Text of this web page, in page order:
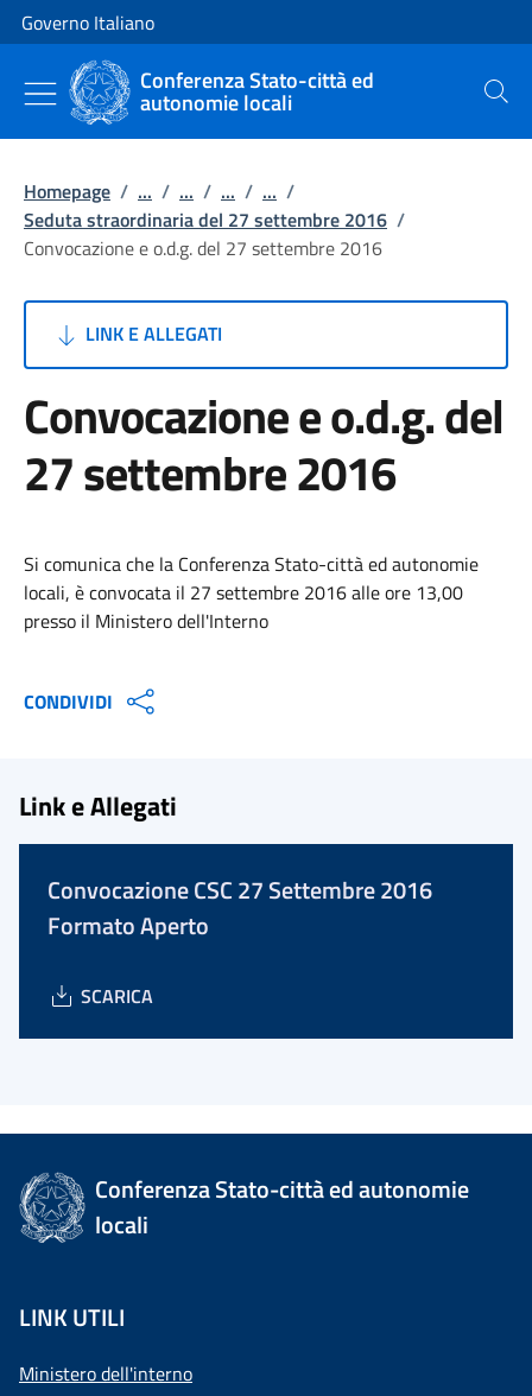
Vai al contenuto
Vai alla navigazione del sito
Governo Italiano
Conferenza Stato-città ed
autonomie locali Cerca
Homepage / ... / ... / ... / ... /
Seduta straordinaria del 27 settembre 2016 /
Convocazione e o.d.g. del 27 settembre 2016
LINK E ALLEGATI
Convocazione e o.d.g. del
27 settembre 2016
Si comunica che la Conferenza Stato-città ed autonomie
locali, è convocata il 27 settembre 2016 alle ore 13,00
presso il Ministero dell'Interno
CONDIVIDI
Link e Allegati
Convocazione CSC 27 Settembre 2016
Formato Aperto
SCARICA
Conferenza Stato-città ed autonomie
locali
LINK UTILI
Ministero dell'interno